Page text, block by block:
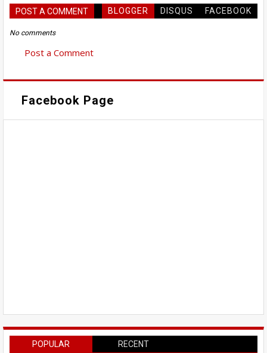
POST A COMMENT BLOGGER DISQUS FACEBOOK
No comments
Post a Comment
Facebook Page
POPULAR RECENT